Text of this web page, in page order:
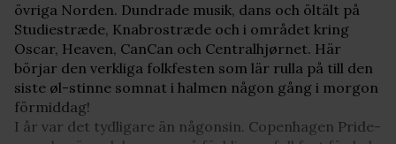
övriga Norden. Dundrade musik, dans och öltält på
Studiestræde, Knabrostræde och i området kring
Oscar, Heaven, CanCan och Centralhjørnet. Här
börjar den verkliga folkfesten som lär rulla på till den
siste øl-stinne somnat i halmen någon gång i morgon
förmiddag!
I år var det tydligare än någonsin. Copenhagen Pride-